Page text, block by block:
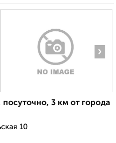
›
3 км от города
10